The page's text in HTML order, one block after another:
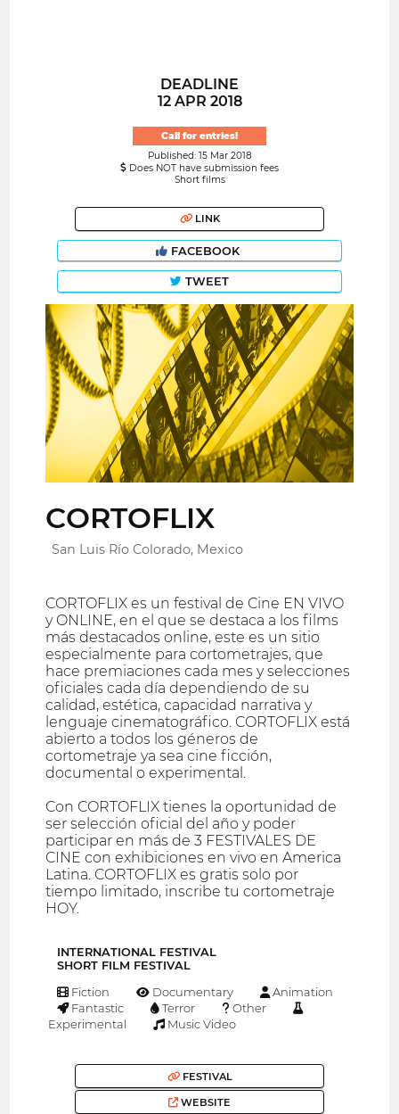
DEADLINE
12 APR 2018
Call for entries!
Published: 15 Mar 2018
Does NOT have submission fees
Short films
LINK
FACEBOOK
TWEET
CORTOFLIX
San Luis Río Colorado, Mexico
CORTOFLIX es un festival de Cine EN VIVO
y ONLINE, en el que se destaca a los films
más destacados online, este es un sitio
especialmente para cortometrajes, que
hace premiaciones cada mes y selecciones
oficiales cada día dependiendo de su
calidad, estética, capacidad narrativa y
lenguaje cinematográfico. CORTOFLIX está
abierto a todos los géneros de
cortometraje ya sea cine ficción,
documental o experimental.
Con CORTOFLIX tienes la oportunidad de
ser selección oficial del año y poder
participar en más de 3 FESTIVALES DE
CINE con exhibiciones en vivo en America
Latina. CORTOFLIX es gratis solo por
tiempo limitado, inscribe tu cortometraje
HOY.
INTERNATIONAL FESTIVAL
SHORT FILM FESTIVAL
Fiction Documentary
Animation
Fantastic
Terror
Other
Experimental
Music Video
FESTIVAL
WEBSITE